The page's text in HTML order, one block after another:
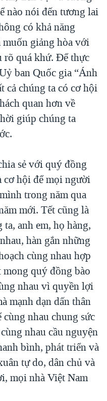
nào nói đến tương lai
có khả năng
giảng hòa với
rõ quá khứ. Để thực
ban Quốc gia “Ánh
cả chúng ta có cơ hội
quan hơn về
giúp chúng ta
sẻ với quý đồng
hội để mọi người
trong năm qua
mới. Tết cũng là
anh em, họ hàng,
hàn gắn những
cùng nhau hợp
quý đồng bào
nhau vì quyền lợi
mạnh dạn dấn thân
nhau chung sức
nhau cầu nguyện
bình, phát triển và
tự do, dân chủ và
mọi nhà Việt Nam